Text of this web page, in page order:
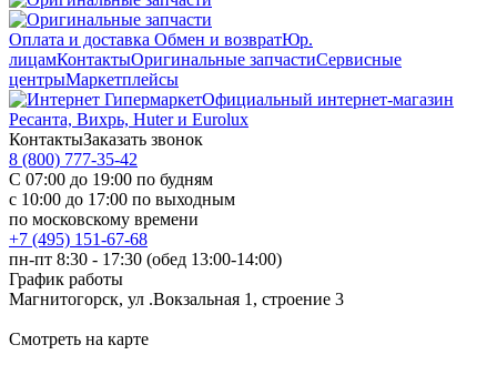
Оплата и доставка Обмен и возвратЮр.
лицамКонтактыОригинальные запчастиСервисные
центрыМаркетплейсы
Официальный интернет-магазин
Ресанта, Вихрь, Huter и Eurolux
КонтактыЗаказать звонок
8 (800) 777-35-42
С 07:00 до 19:00 по будням
с 10:00 до 17:00 по выходным
по московскому времени
+7 (495) 151-67-68
пн-пт 8:30 - 17:30 (обед 13:00-14:00)
График работы
Магнитогорск, ул .Вокзальная 1, строение 3
Смотреть на карте